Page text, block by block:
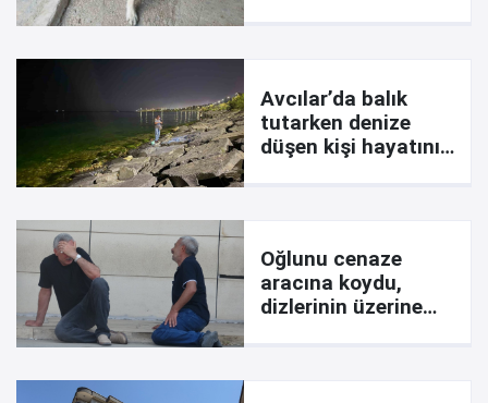
Avcılar’da balık
tutarken denize
düşen kişi hayatını
Oğlunu cenaze
aracına koydu,
dizlerinin üzerine